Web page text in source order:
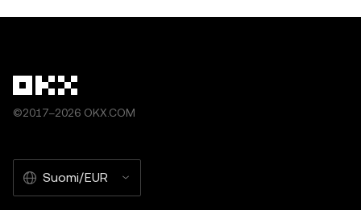
©2017–2026 OKX.COM
Suomi/EUR